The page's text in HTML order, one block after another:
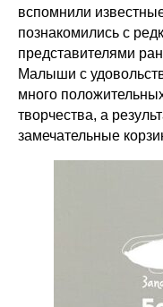
вспомнили
познакомились с
представителями
Малыши с
много
творчества, а
замечательные